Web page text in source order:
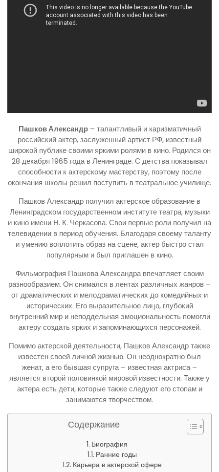
Пашков Александр– талантливый и каризматичный
российский актер, заслуженный артист РФ, известный
широкой публике своими яркими ролями в кино. Родился он
28 декабря 1965 года в Ленинграде. С детства показывал
способности к актерскому мастерству, поэтому после
окончания школы решил поступить в театральное училище.
Пашков Александр получил актерское образование в
Ленинградском государственном институте театра, музыки
и кино имени Н. К. Черкасова. Свои первые роли получил на
телевидении в период обучения. Благодаря своему таланту
и умению воплотить образ на сцене, актер быстро стал
популярным и был приглашен в кино.
Фильмография Пашкова Александра впечатляет своим
разнообразием. Он снимался в лентах различных жанров –
от драматических и мелодраматических до комедийных и
исторических. Его выразительное лицо, глубокий
внутренний мир и неподдельная эмоциональность помогли
актеру создать ярких и запоминающихся персонажей.
Помимо актерской деятельности, Пашков Александр также
известен своей личной жизнью. Он неоднократно был
женат, а его бывшая супруга – известная актриса –
является второй половинкой мировой известности. Также у
актера есть дети, которые также следуют его стопам и
занимаются творчеством.
Содержание
Биография
Ранние годы
Карьера в актерской сфере